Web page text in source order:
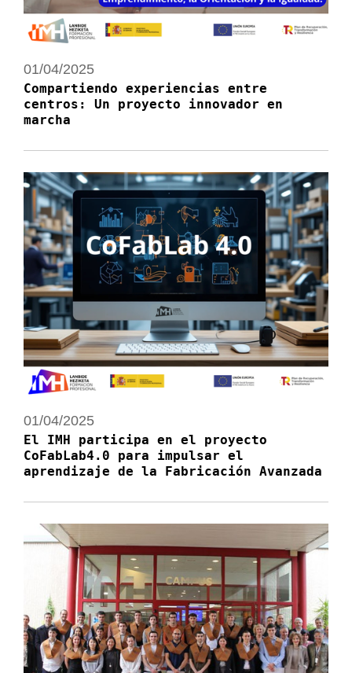
01/04/2025
Compartiendo experiencias entre
centros: Un proyecto innovador en
marcha
01/04/2025
El IMH participa en el proyecto
CoFabLab4.0 para impulsar el
aprendizaje de la Fabricación Avanzada